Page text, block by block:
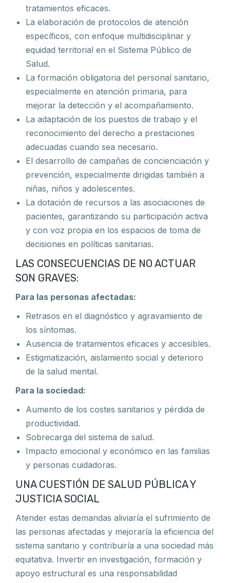
tratamientos eficaces.
La elaboración de protocolos de atención
específicos, con enfoque multidisciplinar y
equidad territorial en el Sistema Público de
Salud.
La formación obligatoria del personal sanitario,
especialmente en atención primaria, para
mejorar la detección y el acompañamiento.
La adaptación de los puestos de trabajo y el
reconocimiento del derecho a prestaciones
adecuadas cuando sea necesario.
El desarrollo de campañas de concienciación y
prevención, especialmente dirigidas también a
niñas, niños y adolescentes.
La dotación de recursos a las asociaciones de
pacientes, garantizando su participación activa
y con voz propia en los espacios de toma de
decisiones en políticas sanitarias.
LAS CONSECUENCIAS DE NO ACTUAR
SON GRAVES:
Para las personas afectadas:
Retrasos en el diagnóstico y agravamiento de
los síntomas.
Ausencia de tratamientos eficaces y accesibles.
Estigmatización, aislamiento social y deterioro
de la salud mental.
Para la sociedad:
Aumento de los costes sanitarios y pérdida de
productividad.
Sobrecarga del sistema de salud.
Impacto emocional y económico en las familias
y personas cuidadoras.
UNA CUESTIÓN DE SALUD PÚBLICA Y
JUSTICIA SOCIAL
Atender estas demandas aliviaría el sufrimiento de
las personas afectadas y mejoraría la eficiencia del
sistema sanitario y contribuiría a una sociedad más
equitativa. Invertir en investigación, formación y
apoyo estructural es una responsabilidad